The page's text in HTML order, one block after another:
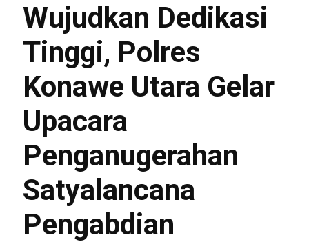
Wujudkan Dedikasi
Tinggi, Polres
Konawe Utara Gelar
Upacara
Penganugerahan
Satyalancana
Pengabdian